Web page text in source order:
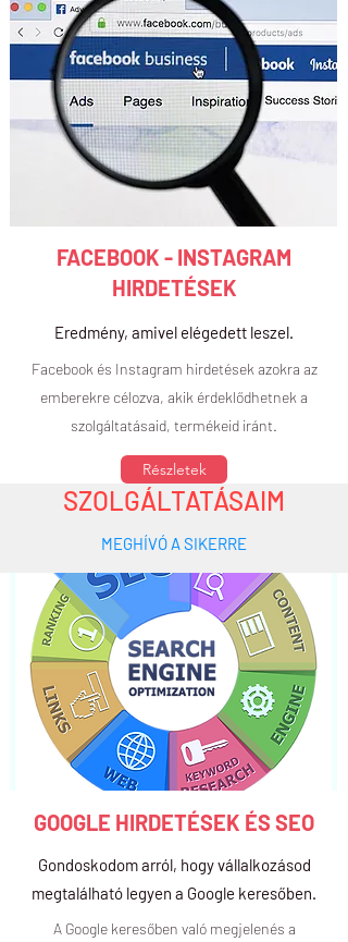
FACEBOOK - INSTAGRAM
HIRDETÉSEK
Eredmény, amivel elégedett leszel.
Facebook és Instagram hirdetések azokra az
emberekre célozva, akik érdeklődhetnek a
szolgáltatásaid, termékeid iránt.
Részletek
GOOGLE HIRDETÉSEK ÉS SEO
Gondoskodom arról, hogy vállalkozásod
megtalálható legyen a Google keresőben.
A Google keresőben való megjelenés a
SZOLGÁLTATÁSAIM
MEGHÍVÓ A SIKERRE